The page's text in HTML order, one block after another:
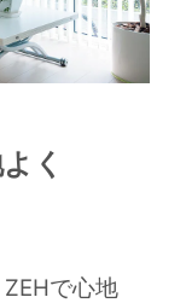
く
で心地